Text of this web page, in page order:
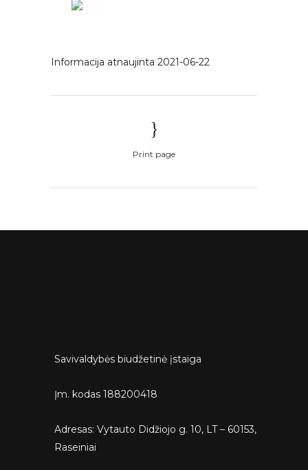
Informacija atnaujinta 2021-06-22
Print page
Savivaldybės biudžetinė įstaiga
Įm. kodas 188200418
Adresas: Vytauto Didžiojo g. 10, LT – 60153,
Raseiniai